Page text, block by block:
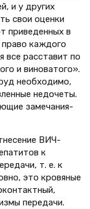
и у других
свои оценки
приведенных в
каждого
все расставит по
и виноватого».
необходимо,
недочеты.
замечания-
ВИЧ-
к
т. е. к
это кровяные
передачи.